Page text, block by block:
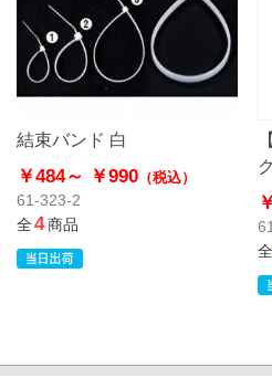
結束バンド 白
￥484～ ￥990 （税込）
61-323-2
全4商品
全